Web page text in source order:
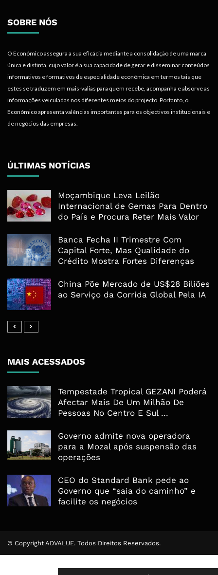
SOBRE NÓS
O Económico assegura a sua eficácia mediante a consolidação de uma marca
única e distinta, cujo valor é a sua capacidade de gerar e disseminar conteúdos
informativos e formativos de especialidade económica em termos tais que
estes se traduzem em mais-valias para quem recebe, acompanha e absorve as
informações veiculadas nos diferentes meios do projecto. Portanto, o
Económico apresenta valências importantes para os objectivos institucionais e
de negócios das empresas.
ÚLTIMAS NOTÍCIAS
Moçambique Leva Leilão
Internacional de Gemas Para Dentro
do País e Procura Reter Mais Valor
Banca Fecha II Trimestre Com
Capital Forte, Mas Qualidade do
Crédito Mostra Fortes Diferenças
China Põe Mercado de US$28 Biliões
ao Serviço da Corrida Global Pela IA
MAIS ACESSADOS
Tempestade Tropical GEZANI Poderá
Afectar Mais De Um Milhão De
Pessoas No Centro E Sul ...
Governo admite nova operadora
para a Mozal após suspensão das
operações
CEO do Standard Bank pede ao
Governo que “saia do caminho” e
facilite os negócios
© Copyright ADVALUE. Todos Direitos Reservados.